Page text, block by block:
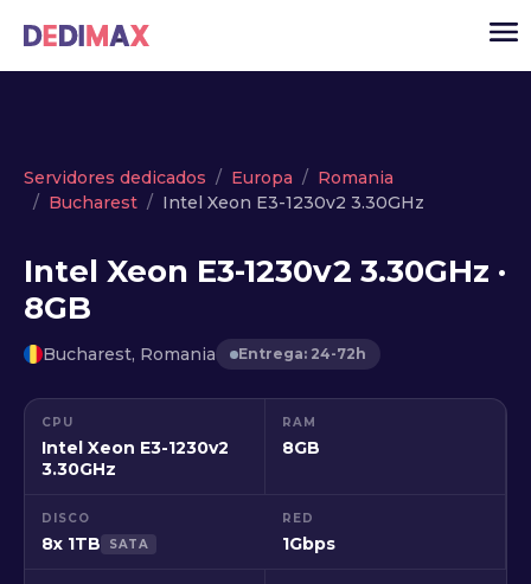
VPS
Servidores dedicados
API
Noticias
Servidores dedicados Europa
Romania
Bucharest
Intel Xeon E3-1230v2 3.30GHz
Intel Xeon E3-1230v2 3.30GHz ·
8GB
Bucharest, Romania Entrega: 24-72h
CPU
Intel Xeon E3-1230v2
3.30GHz
RAM
8GB
DISCO
8x 1TB SATA
RED
1Gbps